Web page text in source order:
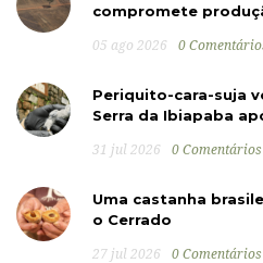
compromete
05 ago 2026 0
Periquito-cara-suja
Serra da Ibiapaba
31 jul 2026 0 Comentários
Uma castanha
o Cerrado
27 jul 2026 0 Comentários